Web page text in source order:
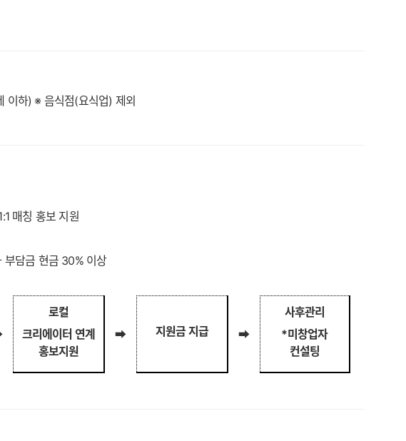
이하) ※ 음식점(요식업) 제외
매칭 홍보 지원
부담금 현금 30% 이상
로컬
크리에이터 연계
홍보지원
➡ 지원금 지급 ➡
사후관리
*미창업자
컨설팅